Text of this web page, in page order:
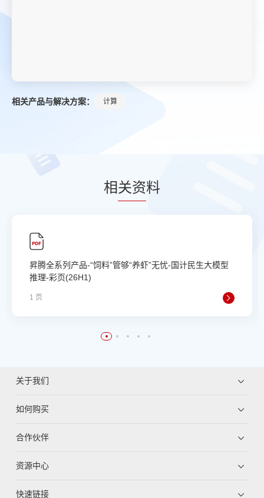
相关产品与解决方案： 计算
相关资料
昇腾全系列产品-“饲料”管够“养虾”无忧-国计民生大模型
推理-彩页(26H1)
1 页
关于我们
如何购买
合作伙伴
资源中心
快速链接